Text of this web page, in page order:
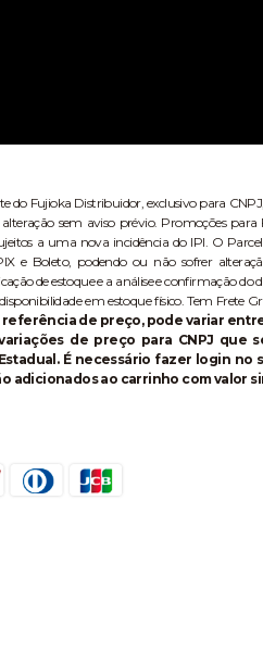
do Fujioka Distribuidor, exclusivo para
sem aviso prévio. Promoções
a uma nova incidência do IPI. O
e Boleto, podendo ou não sofrer
de estoque e a análise e confirmação
em estoque físico. Tem Frete
referência de preço, pode variar
de preço para CNPJ que
É necessário fazer login
adicionados ao carrinho com valor